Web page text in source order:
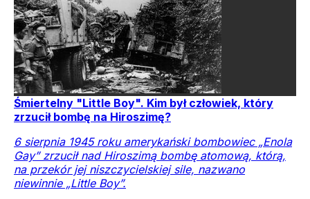
Śmiertelny "Little Boy". Kim był człowiek, który
zrzucił bombę na Hiroszimę?
6 sierpnia 1945 roku amerykański bombowiec „Enola
Gay” zrzucił nad Hiroszimą bombę atomową, którą,
na przekór jej niszczycielskiej sile, nazwano
niewinnie „Little Boy”.